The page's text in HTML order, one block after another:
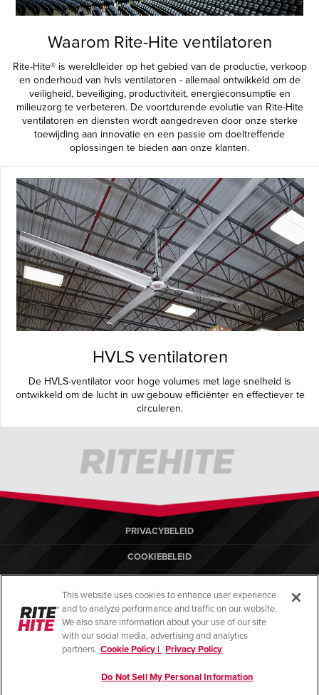
Waarom Rite-Hite ventilatoren
Rite-Hite® is wereldleider op het gebied van de productie, verkoop
en onderhoud van hvls ventilatoren - allemaal ontwikkeld om de
veiligheid, beveiliging, productiviteit, energieconsumptie en
milieuzorg te verbeteren. De voortdurende evolutie van Rite-Hite
ventilatoren en diensten wordt aangedreven door onze sterke
toewijding aan innovatie en een passie om doeltreffende
oplossingen te bieden aan onze klanten.
HVLS ventilatoren
De HVLS-ventilator voor hoge volumes met lage snelheid is
ontwikkeld om de lucht in uw gebouw efficiënter en effectiever te
circuleren.
PRIVACYBELEID
COOKIEBELEID
COMPLIANCE-NORMEN
HELP
This website uses cookies to enhance user experience
and to analyze performance and traffic on our website.
We also share information about your use of our site
with our social media, advertising and analytics
partners. Cookie Policy | Privacy Policy
Do Not Sell My Personal Information